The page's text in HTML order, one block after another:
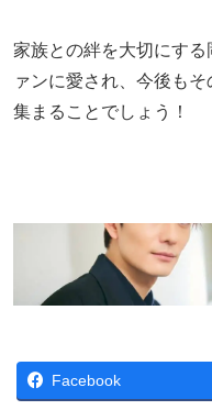
家族との絆を大切にす
ァンに愛され、今後も
集まることでしょう！
Facebook